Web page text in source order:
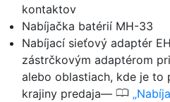
kontaktov
Nabíjačka batérií MH-33
Nabíjací sieťový adaptér
zástrčkovým adaptérom
alebo oblastiach, kde je to
krajiny predaja— 0